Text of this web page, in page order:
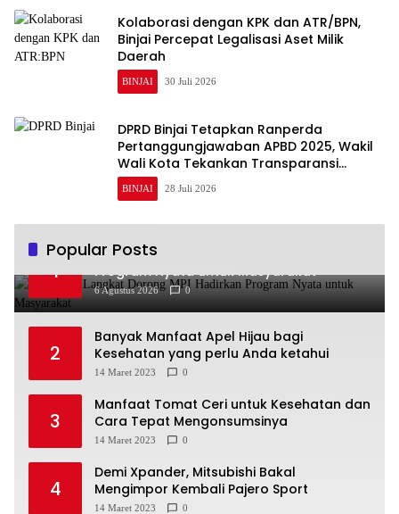
Kolaborasi dengan KPK dan ATR/BPN,
Binjai Percepat Legalisasi Aset Milik
Daerah
BINJAI 30 Juli 2026
DPRD Binjai Tetapkan Ranperda
Pertanggungjawaban APBD 2025, Wakil
Wali Kota Tekankan Transparansi
Keuangan
BINJAI 28 Juli 2026
Popular Posts
1
Plt Bupati Langkat Dorong MPI Hadirkan
Program Nyata untuk Masyarakat
6 Agustus 2026 0
2
Banyak Manfaat Apel Hijau bagi
Kesehatan yang perlu Anda ketahui
14 Maret 2023 0
3
Manfaat Tomat Ceri untuk Kesehatan dan
Cara Tepat Mengonsumsinya
14 Maret 2023 0
4
Demi Xpander, Mitsubishi Bakal
Mengimpor Kembali Pajero Sport
14 Maret 2023 0